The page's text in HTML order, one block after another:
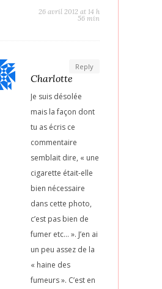
26 avril 2012 at 14 h
56 min
Reply
Charlotte
Je suis désolée
mais la façon dont
tu as écris ce
commentaire
semblait dire, « une
cigarette était-elle
bien nécessaire
dans cette photo,
c’est pas bien de
fumer etc… ». J’en ai
un peu assez de la
« haine des
fumeurs ». C’est en